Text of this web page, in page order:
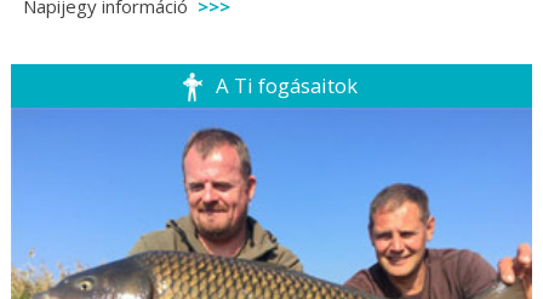
Napijegy információ
A Ti fogásaitok